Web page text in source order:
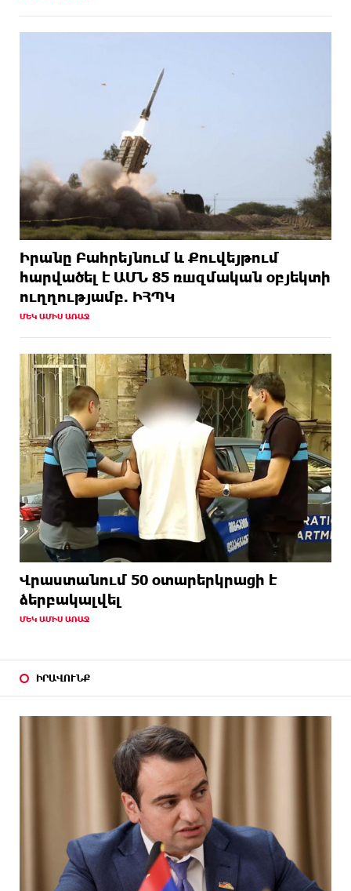
Իրանը Բահրեյնում և Քուվեյթում
hարվածել է ԱՄՆ 85 ռшզմական օբյեկտի
ուղղությամբ. ԻՀՊԿ
ՄԵԿ ԱՄԻՍ ԱՌԱՋ
Վրաստանում 50 օտարերկրացի է
ձերբակալվել
ՄԵԿ ԱՄԻՍ ԱՌԱՋ
ԻՐԱՎՈՒՆՔ